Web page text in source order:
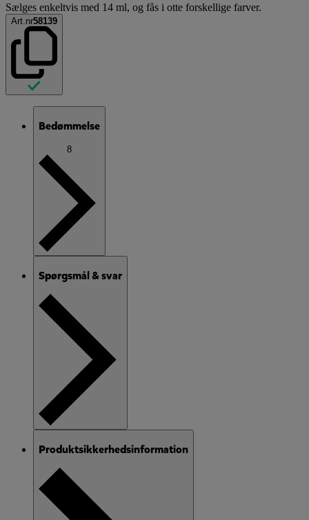
Sælges enkeltvis med 14 ml, og fås i otte forskellige farver.
Art.nr58139
Bedømmelse
8
Spørgsmål & svar
Produktsikkerhedsinformation